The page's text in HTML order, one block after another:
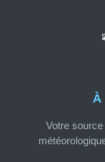
À
Votre